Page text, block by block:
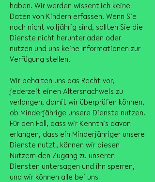
haben. Wir werden wissentlich keine
Daten von Kindern erfassen. Wenn Sie
noch nicht volljährig sind, sollten Sie die
Dienste nicht herunterladen oder
nutzen und uns keine Informationen zur
Verfügung stellen.
Wir behalten uns das Recht vor,
jederzeit einen Altersnachweis zu
verlangen, damit wir überprüfen können,
ob Minderjährige unsere Dienste nutzen.
Für den Fall, dass wir Kenntnis davon
erlangen, dass ein Minderjähriger unsere
Dienste nutzt, können wir diesen
Nutzern den Zugang zu unseren
Diensten untersagen und ihn sperren,
und wir können alle bei uns